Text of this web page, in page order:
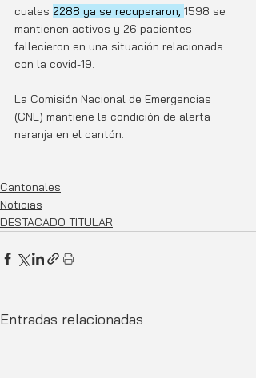
cuales 2288 ya se recuperaron, 1598 se
mantienen activos y 26 pacientes
fallecieron en una situación relacionada
con la covid-19.
La Comisión Nacional de Emergencias
(CNE) mantiene la condición de alerta
naranja en el cantón.
Cantonales
Noticias
DESTACADO TITULAR
Entradas relacionadas